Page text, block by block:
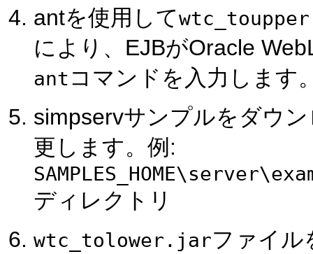
antを使用して
により、EJBがOracle
antコマンドを入力します
simpservサンプルをダウ
更します。例:
ディレクトリ
wtc_tolower.jarファイル